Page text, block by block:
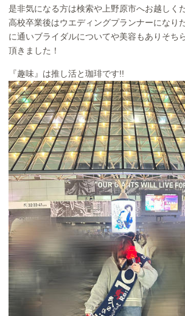
是非気になる方は検索や上野原市へお越しく
高校卒業後はウエディングプランナーになり
に通いブライダルについてや美容もありそち
頂きました！
『趣味』は推し活と珈琲です!!